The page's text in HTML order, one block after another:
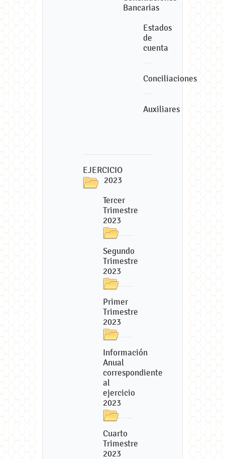
Bancarias
Estados
de
cuenta
Conciliaciones
Auxiliares
EJERCICIO
2023
Tercer
Trimestre
2023
Segundo
Trimestre
2023
Primer
Trimestre
2023
Información
Anual
correspondiente
al
ejercicio
2023
Cuarto
Trimestre
2023